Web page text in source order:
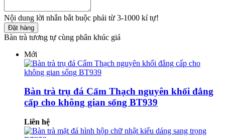
Nội dung lời nhắn bắt buộc phải từ 3-1000 kí tự!
Đặt hàng
Bàn trà tương tự cùng phân khúc giá
Mới
Bàn trà trụ đá Cẩm Thạch nguyên khối đẳng
cấp cho không gian sống BT939
Liên hệ